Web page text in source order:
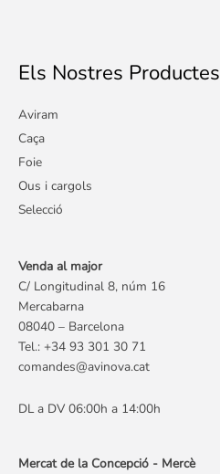
Els Nostres Productes
Aviram
Caça
Foie
Ous i cargols
Selecció
Venda al major
C/ Longitudinal 8, núm 16
Mercabarna
08040 – Barcelona
Tel.: +34 93 301 30 71
comandes@avinova.cat
DL a DV 06:00h a 14:00h
Mercat de la Concepció - Mercè